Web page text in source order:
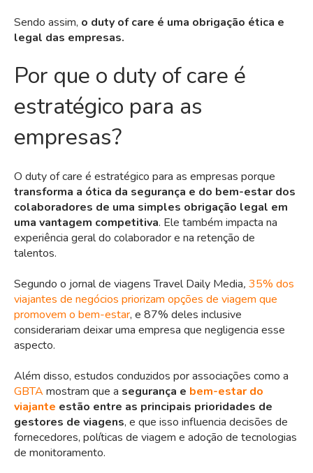
Sendo assim, o duty of care é uma obrigação ética e
legal das empresas.
Por que o duty of care é
estratégico para as
empresas?
O duty of care é estratégico para as empresas porque
transforma a ótica da segurança e do bem-estar dos
colaboradores de uma simples obrigação legal em
uma vantagem competitiva. Ele também impacta na
experiência geral do colaborador e na retenção de
talentos.
Segundo o jornal de viagensTravel Daily Media, 35% dos
viajantes de negócios priorizam opções de viagem que
promovem o bem-estar, e 87% deles inclusive
considerariam deixar uma empresa que negligencia esse
aspecto.
Além disso, estudos conduzidos por associações como a
GBTA mostram que a segurança e bem-estar do
viajante estão entre as principais prioridades de
gestores de viagens, e que isso influencia decisões de
fornecedores, políticas de viagem e adoção de tecnologias
de monitoramento.